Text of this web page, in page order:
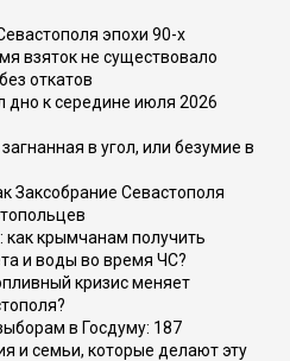
эпохи 90-х
взяток не существовало
откатов
дно к середине июля 2026
в угол, или безумие в
Заксобрание Севастополя
как крымчанам получить
и воды во время ЧС?
кризис меняет
в Госдуму: 187
и семьи, которые делают эту